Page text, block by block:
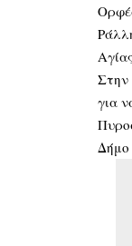
Στην
για
Δήμο